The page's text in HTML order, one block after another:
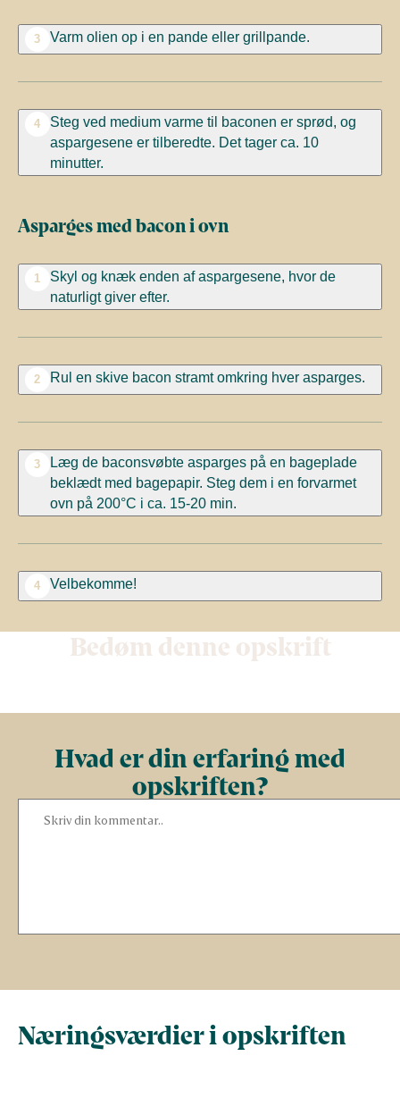
3 Varm olien op i en pande eller grillpande.
4
Steg ved medium varme til baconen er sprød, og
aspargesene er tilberedte. Det tager ca. 10
minutter.
Asparges med bacon i ovn
1
Skyl og knæk enden af aspargesene, hvor de
naturligt giver efter.
2 Rul en skive bacon stramt omkring hver asparges.
3
Læg de baconsvøbte asparges på en bageplade
beklædt med bagepapir. Steg dem i en forvarmet
ovn på 200°C i ca. 15-20 min.
4 Velbekomme!
Bedøm denne opskrift
Hvad er din erfaring med
opskriften?
Næringsværdier i opskriften